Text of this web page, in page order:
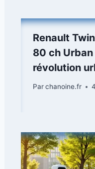
Renault
80 ch Urban
révolution
Parchanoine.fr